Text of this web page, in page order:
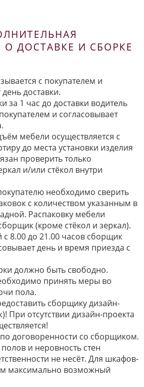
ДОСТАВКЕ И СБОРКЕ
с покупателем и
доставки.
за 1 час до доставки водитель
и согласовывает
мебели осуществляется с
до места установки изделия
проверить только
и/или стёкол внутри
необходимо сверить
с количеством указанным в
Распаковку мебели
(кроме стёкол и зеркал).
8.00 до 21.00 часов сборщик
день и время приезда с
должно быть свободно.
принять меры во
пола.
сборщику дизайн-
При отсутствии дизайн-проекта
договоренности со сборщиком.
и неровность стен
не несёт. Для шкафов-
максимально возможный